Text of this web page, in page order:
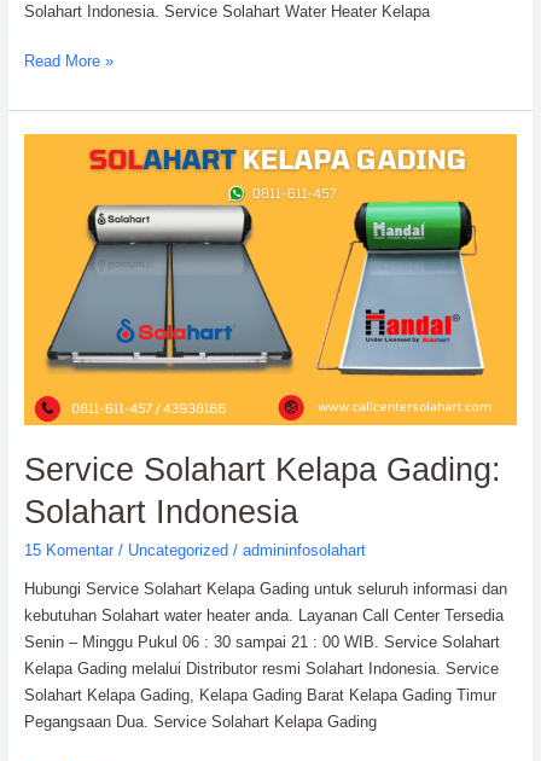
Solahart Indonesia. Service Solahart Water Heater Kelapa
Read More »
Service Solahart Kelapa Gading:
Solahart Indonesia
15 Komentar / Uncategorized/ admininfosolahart
Hubungi Service Solahart Kelapa Gading untuk seluruh informasi dan
kebutuhan Solahart water heater anda. Layanan Call Center Tersedia
Senin – Minggu Pukul 06 : 30 sampai 21 : 00 WIB. Service Solahart
Kelapa Gading melalui Distributor resmi Solahart Indonesia. Service
Solahart Kelapa Gading, Kelapa Gading Barat Kelapa Gading Timur
Pegangsaan Dua. Service Solahart Kelapa Gading
Indonesia